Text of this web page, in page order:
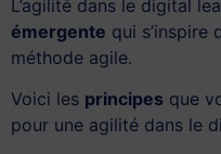
L’agilité dans le digital
émergente qui s’inspire
méthode agile.
Voici les principes que
pour une agilité dans le